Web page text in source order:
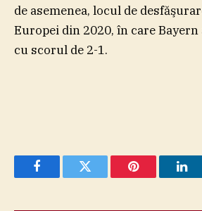
de asemenea, locul de
Europei din 2020, în care
cu scorul de 2-1.
FacebookTwitter Pinterest